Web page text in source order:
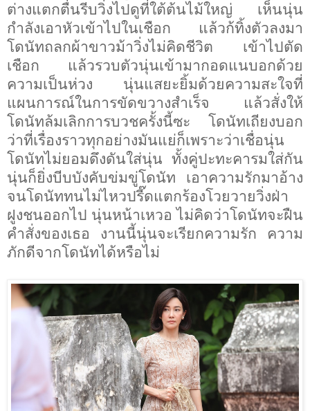
ต่างแตกตื่นรีบวิ่งไปดูที่ใต้ต้นไม้ใหญ่ เห็นนุ่น
กำลังเอาหัวเข้าไปในเชือก แล้วก้ทิ้งตัวลงมา
โดนัทถลกผ้าขาวม้าวิ่งไม่คิดชีวิต เข้าไปตัด
เชือก แล้วรวบตัวนุ่นเข้ามากอดแนบอกด้วย
ความเป็นห่วง นุ่นแสยะยิ้มด้วยความสะใจที่
แผนการณ์ในการขัดขวางสำเร็จ แล้วสั่งให้
โดนัทล้มเลิกการบวชครั้งนี้ซะ โดนัทเถียงบอก
ว่าที่เรื่องราวทุกอย่างมันแย่ก็เพราะว่าเชื่อนุ่น
โดนัทไม่ยอมดึงดันใส่นุ่น ทั้งคู่ปะทะคารมใส่กัน
นุ่นก็ยิ่งบีบบังคับข่มขู่โดนัท เอาความรักมาอ้าง
จนโดนัททนไม่ไหวปรี๊ดแตกร้องโวยวายวิ่งฝ่า
ฝูงชนออกไป นุ่นหน้าเหวอ ไม่คิดว่าโดนัทจะฝืน
คำสั่งของเธอ งานนี้นุ่นจะเรียกความรัก ความ
ภักดีจากโดนัทได้หรือไม่